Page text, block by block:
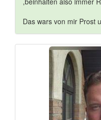
Das wars von mir Prost